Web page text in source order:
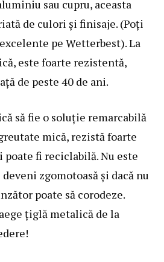
sau cupru, aceasta
de culori și finisaje. (Poți
pe Wetterbest). La
este foarte rezistentă,
de peste 40 de ani.
să fie o soluție remarcabilă
mică, rezistă foarte
fi reciclabilă. Nu este
zgomotoasă și dacă nu
poate să corodeze.
țiglă metalică de la